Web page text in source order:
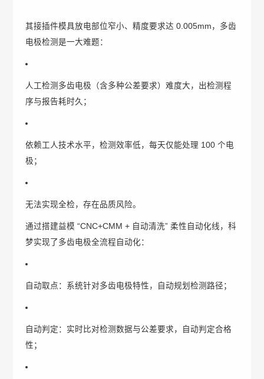
其接插件模具放电部位窄小、精度要求达 0.005mm，多齿
电极检测是一大难题：
人工检测多齿电极（含多种公差要求）难度大，出检测程
序与报告耗时久；
依赖工人技术水平，检测效率低，每天仅能处理 100 个电
极；
无法实现全检，存在品质风险。
通过搭建益模 “CNC+CMM + 自动清洗” 柔性自动化线，科
梦实现了多齿电极全流程自动化：
自动取点：系统针对多齿电极特性，自动规划检测路径；
自动判定：实时比对检测数据与公差要求，自动判定合格
性；